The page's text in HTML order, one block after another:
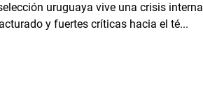
uruguaya vive una crisis interna
y fuertes críticas hacia el té...